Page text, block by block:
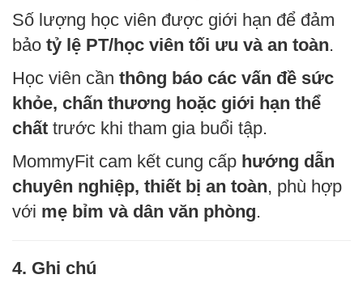
Số lượng học viên được giới hạn để đảm
bảo tỷ lệ PT/học viên tối ưu và an toàn.
Học viên cần thông báo các vấn đề sức
khỏe, chấn thương hoặc giới hạn thể
chất trước khi tham gia buổi tập.
MommyFit cam kết cung cấp hướng dẫn
chuyên nghiệp, thiết bị an toàn, phù hợp
với mẹ bỉm và dân văn phòng.
4. Ghi chú